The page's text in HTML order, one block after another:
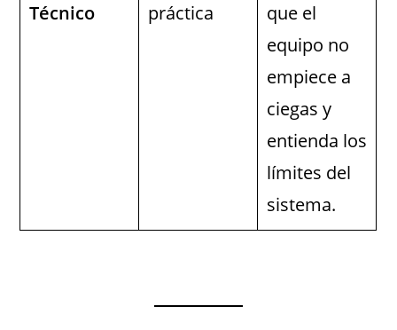
Técnico
práctica
que el
equipo no
empiece a
ciegas y
entienda los
límites del
sistema.